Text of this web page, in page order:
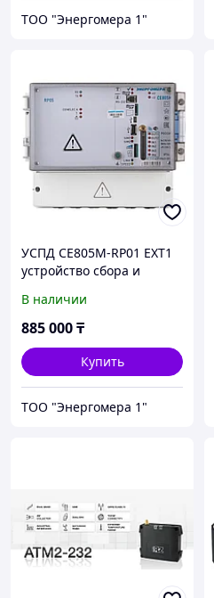
ТОО "Энергомера 1"
УСПД CE805M-RP01 EXT1
устройство сбора и
В наличии
885 000₸
Купить
ТОО "Энергомера 1"